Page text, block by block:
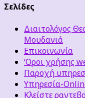
Σελίδες
Διαιτολόγος
Μουδανιά
Επικοινωνία
‘Οροι χρήσης
Παροχή
Υπηρεσία-
Κλείστε